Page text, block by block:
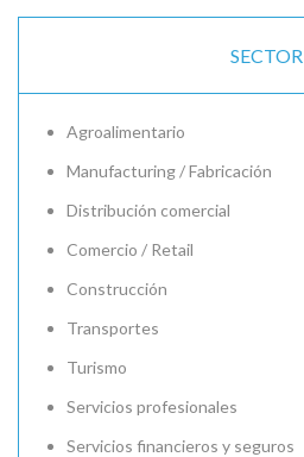
SECTOR
Agroalimentario
Manufacturing / Fabricación
Distribución comercial
Comercio / Retail
Construcción
Transportes
Turismo
Servicios profesionales
Servicios financieros y seguros